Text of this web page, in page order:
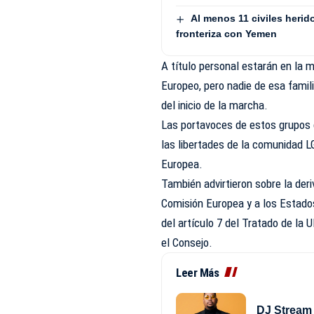
Al menos 11 civiles
fronteriza con Yemen
A título personal estarán en la
Europeo, pero nadie de esa
del inicio de la marcha.
Las portavoces de estos
las libertades de la comunidad
Europea.
También advirtieron sobre la
Comisión Europea y a los
del artículo 7 del Tratado de la
el Consejo.
Leer Más
DJ